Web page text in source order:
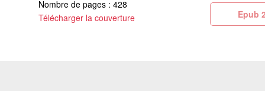
Nombre de pages : 428
Télécharger la couverture